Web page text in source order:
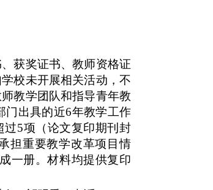
获奖证书、教师资格证
校未开展相关活动，不
教学团队和指导青年教
门出具的近6年教学工作
5项（论文复印期刊封
担重要教学改革项目情
一册。材料均提供复印